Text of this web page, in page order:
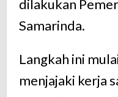
dilakukan
Samarinda.
Langkah ini
menjajaki kerja